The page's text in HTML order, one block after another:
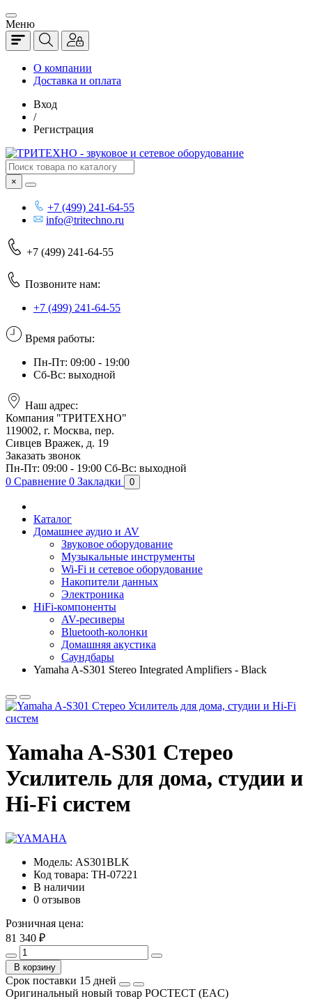
Меню
О компании
Доставка и оплата
Вход
/
Регистрация
×
+7 (499) 241-64-55
info@tritechno.ru
+7 (499) 241-64-55
Позвоните нам:
+7 (499) 241-64-55
Время работы:
Пн-Пт: 09:00 - 19:00
Сб-Вс: выходной
Наш адрес:
Компания "ТРИТЕХНО"
119002, г. Москва, пер.
Сивцев Вражек, д. 19
Заказать звонок
Пн-Пт: 09:00 - 19:00 Сб-Вс: выходной
0 Сравнение 0 Закладки 0
Каталог
Домашнее аудио и AV
Звуковое оборудование
Музыкальные инструменты
Wi-Fi и сетевое оборудование
Накопители данных
Электроника
HiFi-компоненты
AV-ресиверы
Bluetooth-колонки
Домашняя акустика
Саундбары
Yamaha A-S301 Stereo Integrated Amplifiers - Black
Yamaha A-S301 Стерео
Усилитель для дома, студии и
Hi-Fi систем
Модель: AS301BLK
Код товара: TH-07221
В наличии
0 отзывов
Розничная цена:
81 340 ₽
В корзину
Срок поставки 15 дней
Оригинальный новый товар РОСТЕСТ (EAC)